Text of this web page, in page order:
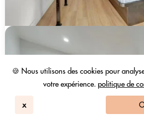
🍪 Nous utilisons des cookies pour
votre expérience. politique de
x